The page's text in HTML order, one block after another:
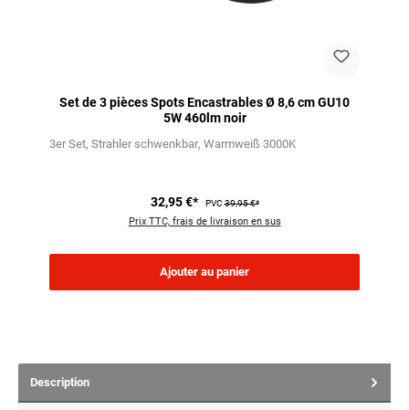
Set de 3 pièces Spots Encastrables Ø 8,6 cm GU10
5W 460lm noir
3er Set Strahler schwenkbar Warmweiß 3000K
32,95 €* PVC39,95 €*
Prix TTC, frais de livraison en sus
Ajouter au panier
Description